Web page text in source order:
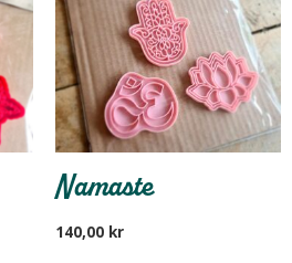
Namaste
140,00 kr